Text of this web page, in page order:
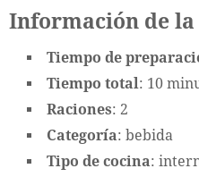
Información de la
Tiempo de
Tiempo total : 10
Raciones: 2
Categoría: bebida
Tipo de cocina: